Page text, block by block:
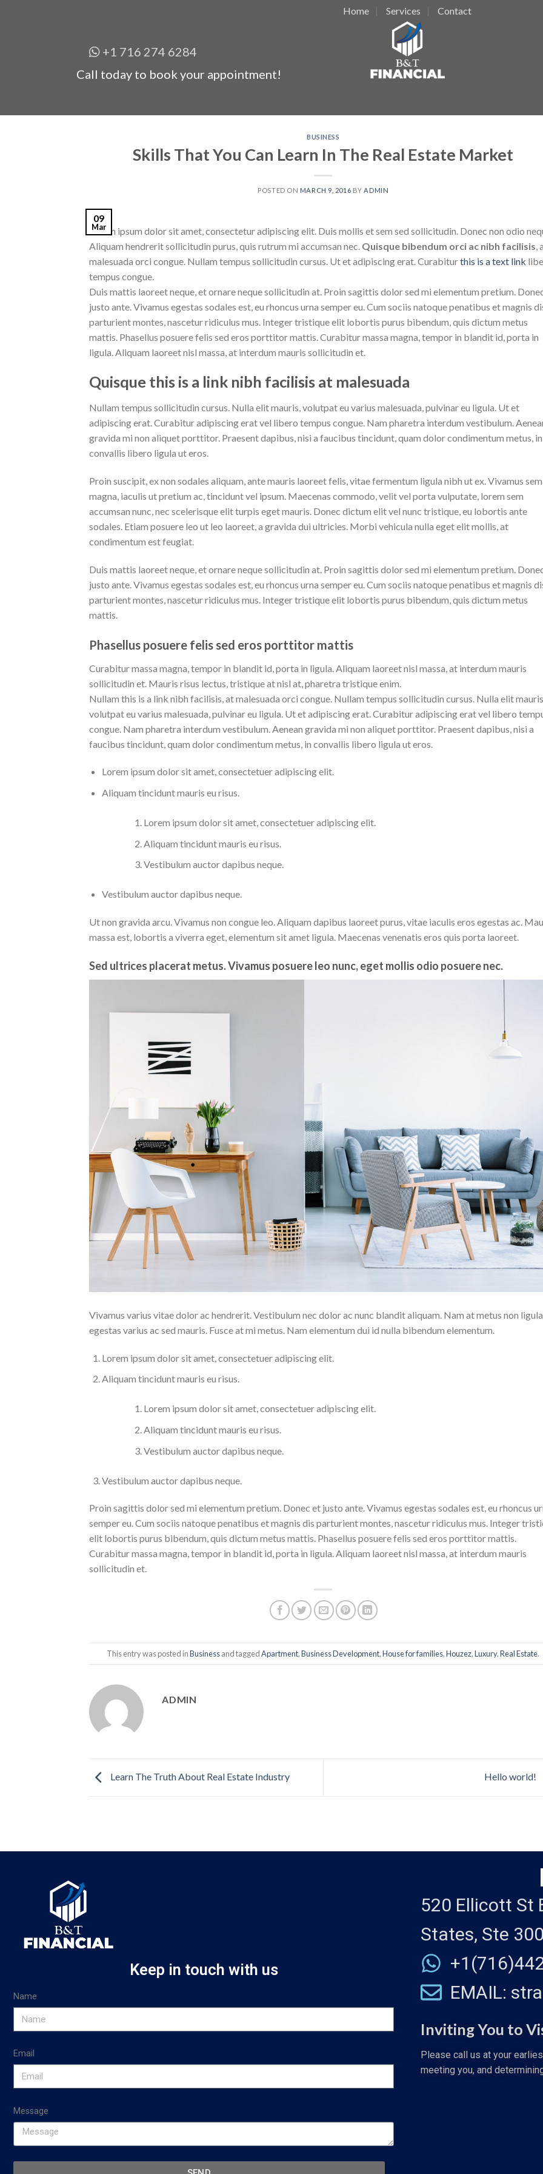
Home Services Contact
+1 716 274 6284
Call today to book your appointment!
BUSINESS
Skills That You Can Learn In The Real Estate Market
POSTED ON MARCH 9, 2016 BY ADMIN
09
Mar
Lorem ipsum dolor sit amet, consectetur adipiscing elit. Duis mollis et sem sed sollicitudin. Donec non odio
Aliquam hendrerit sollicitudin purus, quis rutrum mi accumsan nec. Quisque bibendum orci ac nibh facilisis ,
malesuada orci congue. Nullam tempus sollicitudin cursus. Ut et adipiscing erat. Curabiturthis is a text link
tempus congue.
Duis mattis laoreet neque, et ornare neque sollicitudin at. Proin sagittis dolor sed mi elementum pretium.
justo ante. Vivamus egestas sodales est, eu rhoncus urna semper eu. Cum sociis natoque penatibus et magnis
parturient montes, nascetur ridiculus mus. Integer tristique elit lobortis purus bibendum, quis dictum metus
mattis. Phasellus posuere felis sed eros porttitor mattis. Curabitur massa magna, tempor in blandit id, porta in
ligula. Aliquam laoreet nisl massa, at interdum mauris sollicitudin et.
Quisque this is a link nibh facilisis at malesuada
Nullam tempus sollicitudin cursus. Nulla elit mauris, volutpat eu varius malesuada, pulvinar eu ligula. Ut et
adipiscing erat. Curabitur adipiscing erat vel libero tempus congue. Nam pharetra interdum vestibulum.
gravida mi non aliquet porttitor. Praesent dapibus, nisi a faucibus tincidunt, quam dolor condimentum metus, in
convallis libero ligula ut eros.
Proin suscipit, ex non sodales aliquam, ante mauris laoreet felis, vitae fermentum ligula nibh ut ex. Vivamus sem
magna, iaculis ut pretium ac, tincidunt vel ipsum. Maecenas commodo, velit vel porta vulputate, lorem sem
accumsan nunc, nec scelerisque elit turpis eget mauris. Donec dictum elit vel nunc tristique, eu lobortis ante
sodales. Etiam posuere leo ut leo laoreet, a gravida dui ultricies. Morbi vehicula nulla eget elit mollis, at
condimentum est feugiat.
Duis mattis laoreet neque, et ornare neque sollicitudin at. Proin sagittis dolor sed mi elementum pretium.
justo ante. Vivamus egestas sodales est, eu rhoncus urna semper eu. Cum sociis natoque penatibus et magnis
parturient montes, nascetur ridiculus mus. Integer tristique elit lobortis purus bibendum, quis dictum metus
mattis.
Phasellus posuere felis sed eros porttitor mattis
Curabitur massa magna, tempor in blandit id, porta in ligula. Aliquam laoreet nisl massa, at interdum mauris
sollicitudin et. Mauris risus lectus, tristique at nisl at, pharetra tristique enim.
Nullam this is a link nibh facilisis, at malesuada orci congue. Nullam tempus sollicitudin cursus. Nulla elit
volutpat eu varius malesuada, pulvinar eu ligula. Ut et adipiscing erat. Curabitur adipiscing erat vel libero
congue. Nam pharetra interdum vestibulum. Aenean gravida mi non aliquet porttitor. Praesent dapibus, nisi a
faucibus tincidunt, quam dolor condimentum metus, in convallis libero ligula ut eros.
Lorem ipsum dolor sit amet, consectetuer adipiscing elit.
Aliquam tincidunt mauris eu risus.
Lorem ipsum dolor sit amet, consectetuer adipiscing elit.
Aliquam tincidunt mauris eu risus.
Vestibulum auctor dapibus neque.
Vestibulum auctor dapibus neque.
Ut non gravida arcu. Vivamus non congue leo. Aliquam dapibus laoreet purus, vitae iaculis eros egestas ac.
massa est, lobortis a viverra eget, elementum sit amet ligula. Maecenas venenatis eros quis porta laoreet.
Sed ultrices placerat metus. Vivamus posuere leo nunc, eget mollis odio posuere nec.
Vivamus varius vitae dolor ac hendrerit. Vestibulum nec dolor ac nunc blandit aliquam. Nam at metus non ligula
egestas varius ac sed mauris. Fusce at mi metus. Nam elementum dui id nulla bibendum elementum.
Lorem ipsum dolor sit amet, consectetuer adipiscing elit.
Aliquam tincidunt mauris eu risus.
Lorem ipsum dolor sit amet, consectetuer adipiscing elit.
Aliquam tincidunt mauris eu risus.
Vestibulum auctor dapibus neque.
Vestibulum auctor dapibus neque.
Proin sagittis dolor sed mi elementum pretium. Donec et justo ante. Vivamus egestas sodales est, eu rhoncus
semper eu. Cum sociis natoque penatibus et magnis dis parturient montes, nascetur ridiculus mus. Integer
elit lobortis purus bibendum, quis dictum metus mattis. Phasellus posuere felis sed eros porttitor mattis.
Curabitur massa magna, tempor in blandit id, porta in ligula. Aliquam laoreet nisl massa, at interdum mauris
sollicitudin et.
This entry was posted inBusinessand taggedApartment,Business Development,House for families,Houzez,Luxury,Real Estate.
ADMIN
Learn The Truth About Real Estate Industry Hello world!
Keep in touch with us
Name
Email
Message
520 Ellicott St
States, Ste
EMAIL:
Inviting You to
Please call us at your
meeting you, and